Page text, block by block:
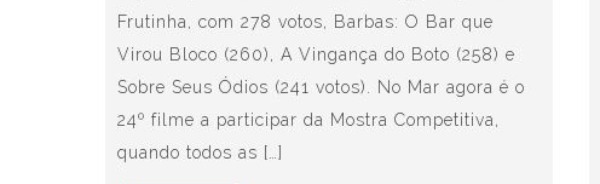
Frutinha, com 278 votos, Barbas: O Bar que
Virou Bloco (260), A Vingança do Boto (258) e
Sobre Seus Ódios (241 votos). No Mar agora é o
24º filme a participar da Mostra Competitiva,
quando todos as […]